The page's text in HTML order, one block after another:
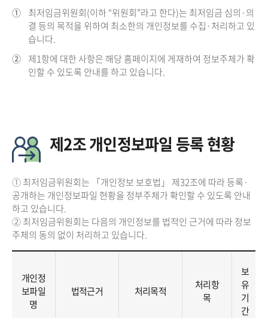
① 최저임금위원회(이하 “위원회”라고 한다)는 최저임금 심의·의
결 등의 목적을 위하여 최소한의 개인정보를 수집·처리하고 있
습니다.
② 제1항에 대한 사항은 해당 홈페이지에 게재하여 정보주체가 확
인할 수 있도록 안내를 하고 있습니다.
제2조 개인정보파일 등록 현황
① 최저임금위원회는 「개인정보 보호법」 제32조에 따라 등록·
공개하는 개인정보파일 현황을 정부주체가 확인할 수 있도록 안내
하고 있습니다.
② 최저임금위원회는 다음의 개인정보를 법적인 근거에 따라 정보
주체의 동의 없이 처리하고 있습니다.
개인정
보파일
명
법적근거 처리목적
처리항
목
보
유
기
간